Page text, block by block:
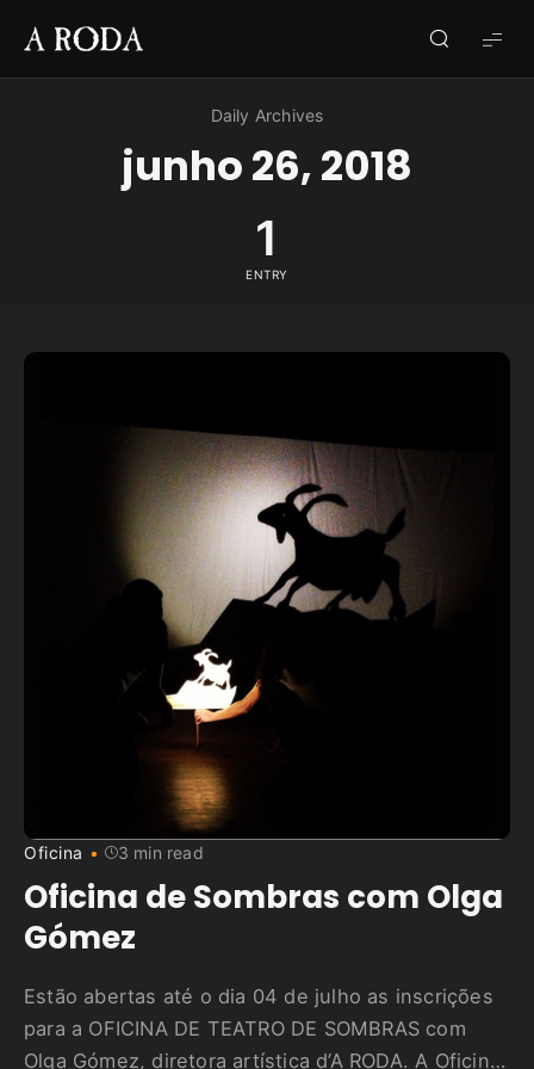
A
RODA
Daily Archives
junho 26, 2018
1
ENTRY
Oficina 3 min read
Oficina de Sombras com Olga
Gómez
Estão abertas até o dia 04 de julho as inscrições
para a OFICINA DE TEATRO DE SOMBRAS com
Olga Gómez, diretora artística d’A RODA. A Oficina